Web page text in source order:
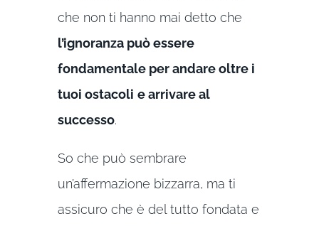
che non ti hanno mai detto che
l’ignoranza può essere
fondamentale per andare oltre i
tuoi ostacoli e arrivare al
successo.
So che può sembrare
un’affermazione bizzarra, ma ti
assicuro che è del tutto fondata e